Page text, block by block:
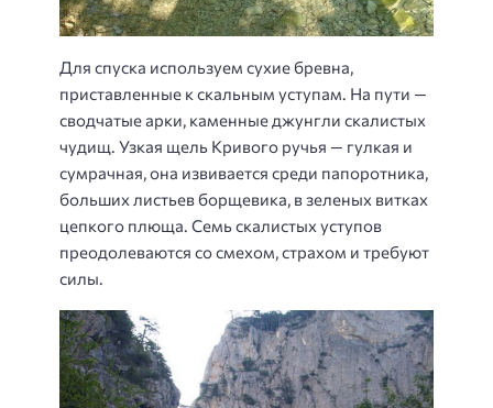
Для спуска используем сухие бревна,
приставленные к скальным уступам. На пути —
сводчатые арки, каменные джунгли скалистых
чудищ. Узкая щель Кривого ручья — гулкая и
сумрачная, она извивается среди папоротника,
больших листьев борщевика, в зеленых витках
цепкого плюща. Семь скалистых уступов
преодолеваются со смехом, страхом и требуют
силы.